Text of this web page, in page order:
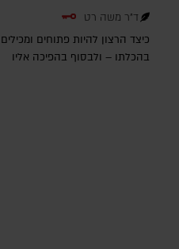
ד"ר משה רט
כיצד הרצון להיות פתוחים
בהכלתו – ולבסוף בהפיכה אליו